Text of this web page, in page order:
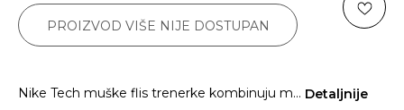
PROIZVOD VIŠE NIJE DOSTUPAN
Nike Tech muške flis trenerke kombinuju m... Detaljnije